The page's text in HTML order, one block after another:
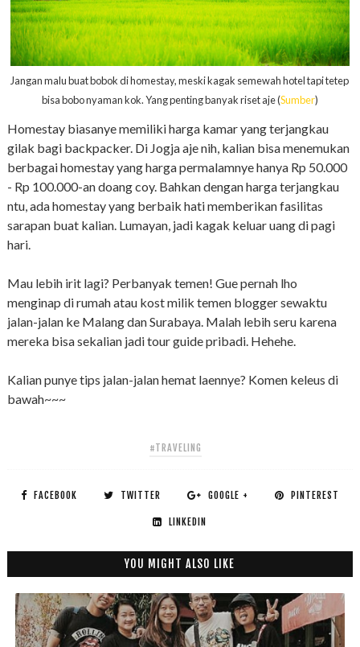
Jangan malu buat bobok di homestay, meski kagak semewah hotel tapi tetep
bisa bobo nyaman kok. Yang penting banyak riset aje (Sumber)
Homestay biasanye memiliki harga kamar yang terjangkau
gilak bagi backpacker. Di Jogja aje nih, kalian bisa menemukan
berbagai homestay yang harga permalamnye hanya Rp 50.000
- Rp 100.000-an doang coy. Bahkan dengan harga terjangkau
ntu, ada homestay yang berbaik hati memberikan fasilitas
sarapan buat kalian. Lumayan, jadi kagak keluar uang di pagi
hari.
Mau lebih irit lagi? Perbanyak temen! Gue pernah lho
menginap di rumah atau kost milik temen blogger sewaktu
jalan-jalan ke Malang dan Surabaya. Malah lebih seru karena
mereka bisa sekalian jadi tour guide pribadi. Hehehe.
Kalian punye tips jalan-jalan hemat laennye? Komen keleus di
bawah~~~
#TRAVELING
FACEBOOK TWITTER GOOGLE + PINTEREST
LINKEDIN
YOU MIGHT ALSO LIKE